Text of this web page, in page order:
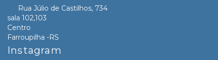
Rua Júlio de Castilhos, 734
sala 102,103
Centro
Farroupilha -RS
Instagram